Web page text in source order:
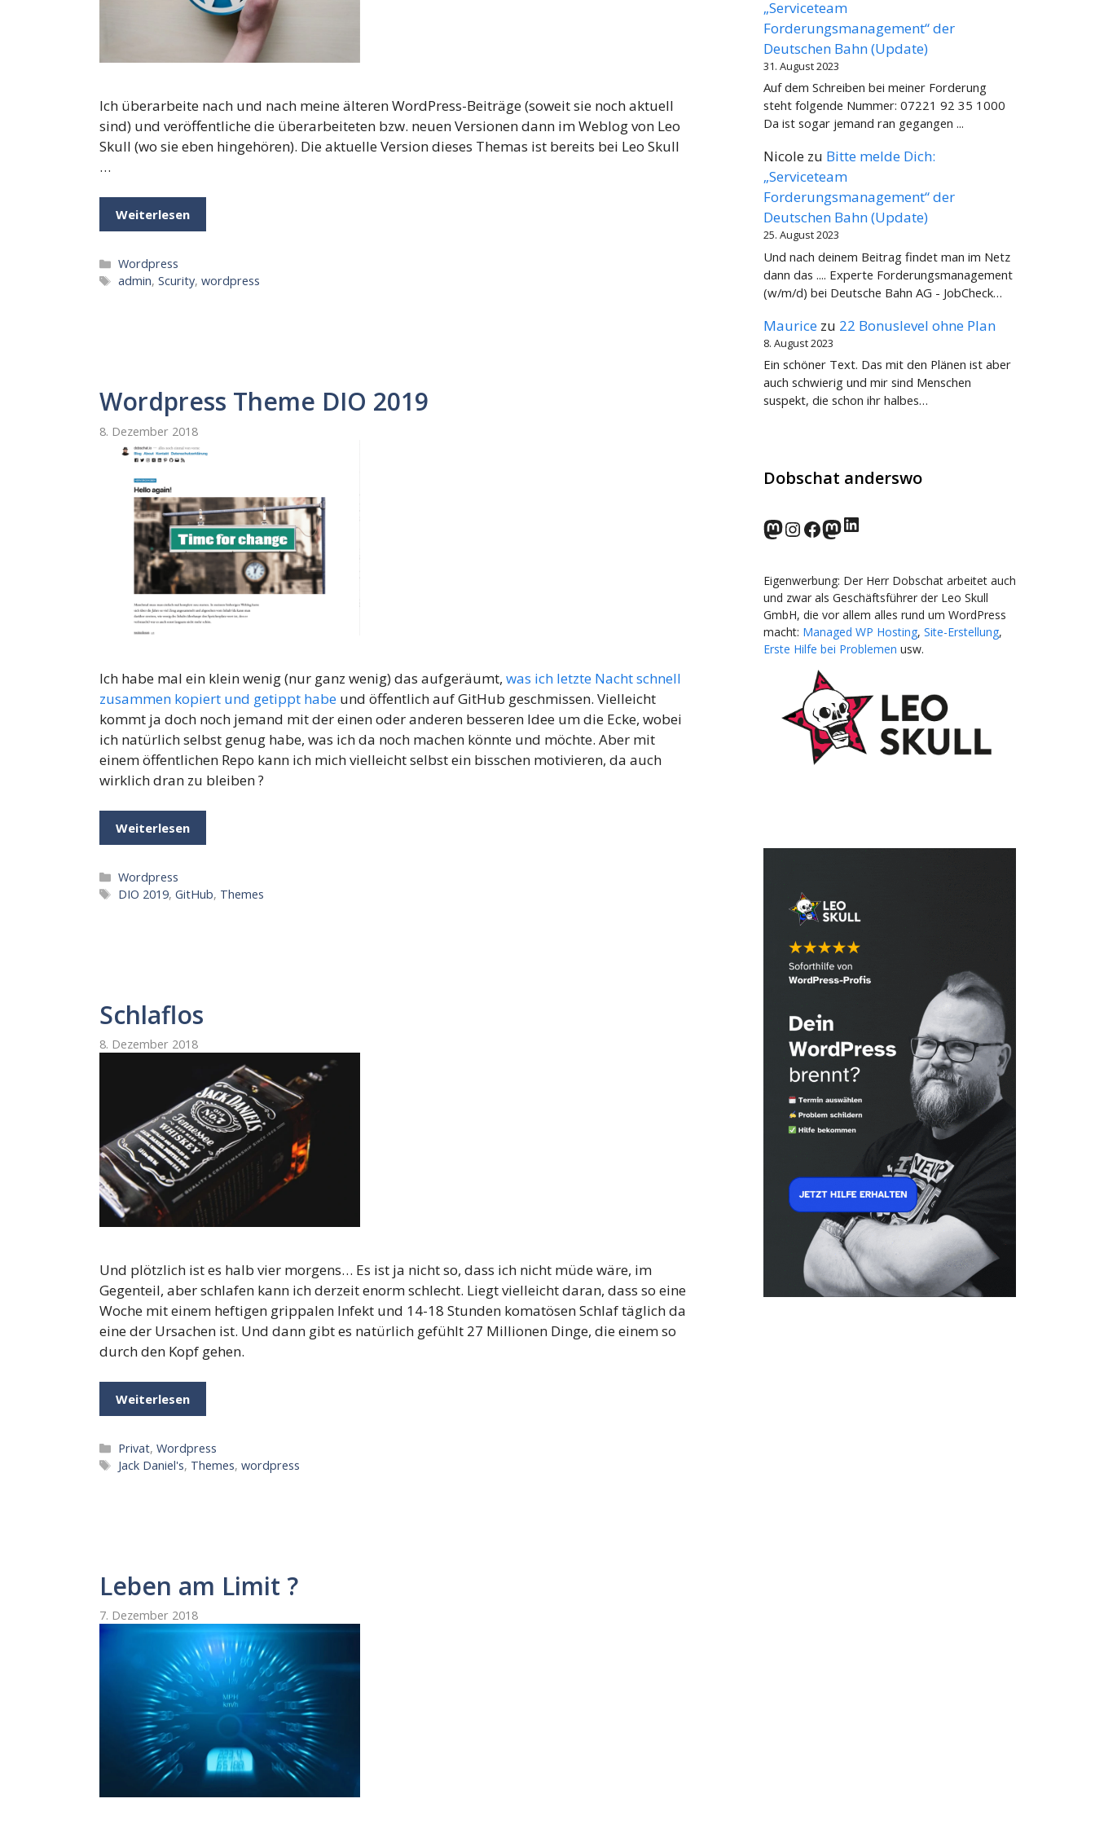
Ich überarbeite nach und nach meine älteren WordPress-Beiträge (soweit sie noch aktuell
sind) und veröffentliche die überarbeiteten bzw. neuen Versionen dann im Weblog von Leo
Skull (wo sie eben hingehören). Die aktuelle Version dieses Themas ist bereits bei Leo Skull
…
Weiterlesen
Kategorien
Wordpress
Schlagwörter
admin,Scurity,wordpress
Wordpress Theme DIO 2019
8. Dezember 2018
Ich habe mal ein klein wenig (nur ganz wenig) das aufgeräumt, was ich letzte Nacht schnell
zusammen kopiert und getippt habe und öffentlich auf GitHub geschmissen. Vielleicht
kommt ja doch noch jemand mit der einen oder anderen besseren Idee um die Ecke, wobei
ich natürlich selbst genug habe, was ich da noch machen könnte und möchte. Aber mit
einem öffentlichen Repo kann ich mich vielleicht selbst ein bisschen motivieren, da auch
wirklich dran zu bleiben ?
Weiterlesen
Kategorien
Wordpress
Schlagwörter
DIO 2019,GitHub, Themes
Schlaflos
8. Dezember 2018
Und plötzlich ist es halb vier morgens… Es ist ja nicht so, dass ich nicht müde wäre, im
Gegenteil, aber schlafen kann ich derzeit enorm schlecht. Liegt vielleicht daran, dass so eine
Woche mit einem heftigen grippalen Infekt und 14-18 Stunden komatösen Schlaf täglich da
eine der Ursachen ist. Und dann gibt es natürlich gefühlt 27 Millionen Dinge, die einem so
durch den Kopf gehen.
Weiterlesen
Kategorien
Privat,Wordpress
Schlagwörter
Jack Daniel's, Themes,wordpress
Leben am Limit ?
7. Dezember 2018
„Serviceteam
Forderungsmanagement“ der
Deutschen Bahn (Update)
31. August 2023
Auf dem Schreiben bei meiner Forderung
steht folgende Nummer: 07221 92 35 1000
Da ist sogar jemand ran gegangen ...
Nicole zu Bitte melde Dich:
„Serviceteam
Forderungsmanagement“ der
Deutschen Bahn (Update)
25. August 2023
Und nach deinem Beitrag findet man im Netz
dann das .... Experte Forderungsmanagement
(w/m/d) bei Deutsche Bahn AG - JobCheck…
Maurice zu 22 Bonuslevel ohne Plan
8. August 2023
Ein schöner Text. Das mit den Plänen ist aber
auch schwierig und mir sind Menschen
suspekt, die schon ihr halbes…
Dobschat anderswo
norden.social
Instagram
Facebook
wp-punks.social
LinkedIn
Eigenwerbung: Der Herr Dobschat arbeitet auch
und zwar als Geschäftsführer der Leo Skull
GmbH, die vor allem alles rund um WordPress
macht: Managed WP Hosting, Site-Erstellung,
Erste Hilfe bei Problemen usw.